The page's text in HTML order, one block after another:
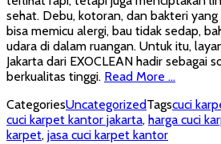
sehat. Debu, kotoran, dan bakteri
bisa memicu alergi, bau tidak sedap,
udara di dalam ruangan. Untuk itu,
Jakarta dari EXOCLEAN hadir sebagai
berkualitas tinggi. Read More …
CategoriesUncategorizedTagscuci
cuci karpet kantor jakarta, harga cuci
karpet, jasa cuci karpet kantor